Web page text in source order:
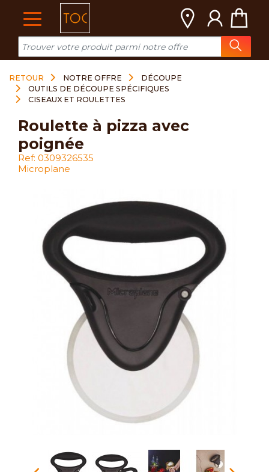
RETOUR NOTRE OFFRE
DÉCOUPE
OUTILS DE DÉCOUPE SPÉCIFIQUES
CISEAUX ET ROULETTES
roulette à pizza avec
poignée
Ref: 0309326535
Microplane
Cookies management panel